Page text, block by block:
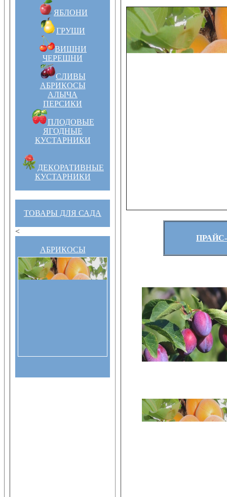
ЯБЛОНИ
ГРУШИ
ВИШНИ
ЧЕРЕШНИ
СЛИВЫ
АБРИКОСЫ
АЛЫЧА
ПЕРСИКИ
ПЛОДОВЫЕ
ЯГОДНЫЕ
КУСТАРНИКИ
ДЕКОРАТИВНЫЕ
КУСТАРНИКИ
ТОВАРЫ ДЛЯ САДА
<
АБРИКОСЫ